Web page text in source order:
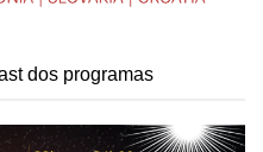
dos programas